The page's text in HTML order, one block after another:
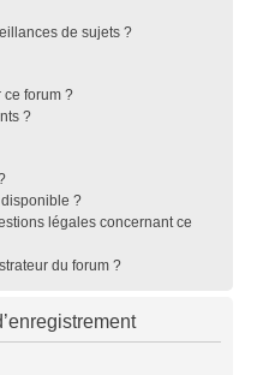
de sujets ?
ce forum ?
?
disponible ?
légales concernant ce
du forum ?